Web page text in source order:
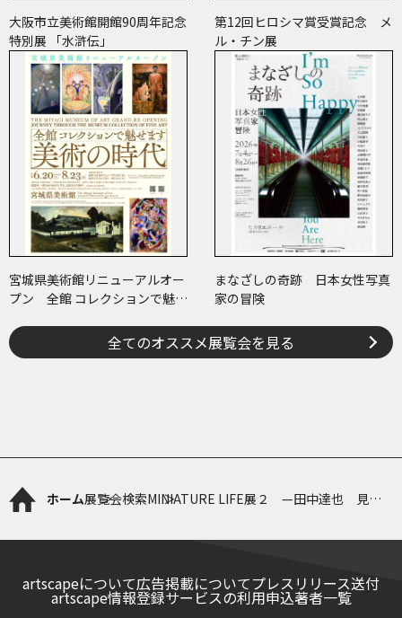
大阪市立美術館開館90周年記念
特別展 「水滸伝」
第12回ヒロシマ賞受賞記念 メ
ル・チン展
宮城県美術館リニューアルオー
プン 全館 コレクションで魅せ
まなざしの奇跡 日本女性写真
家の冒険
全てのオススメ展覧会を見る
ホーム展覧会検索MINIATURE LIFE展２ —田中達也 見立
artscapeについて広告掲載についてプレスリリース送付
artscape情報登録サービスの利用申込著者一覧